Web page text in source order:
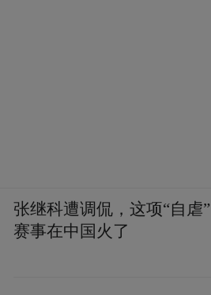
张继科遭调侃，这项“自虐”
赛事在中国火了